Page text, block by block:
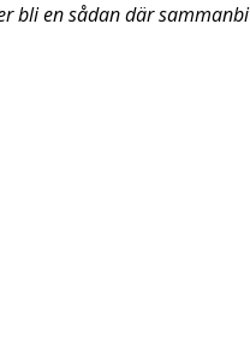
bli en sådan där